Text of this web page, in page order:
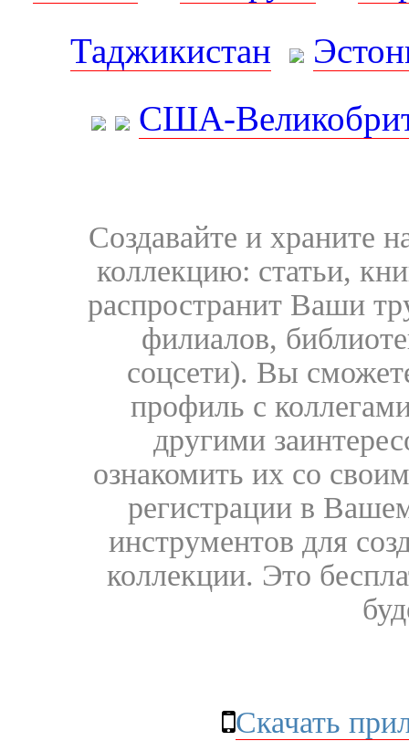
Таджикистан
США-
Создавайте и храните
коллекцию: статьи,
распространит Ваши
филиалов,
соцсети). Вы
профиль с
другими
ознакомить их со
регистрации в
инструментов для
коллекции. Это
Скачать